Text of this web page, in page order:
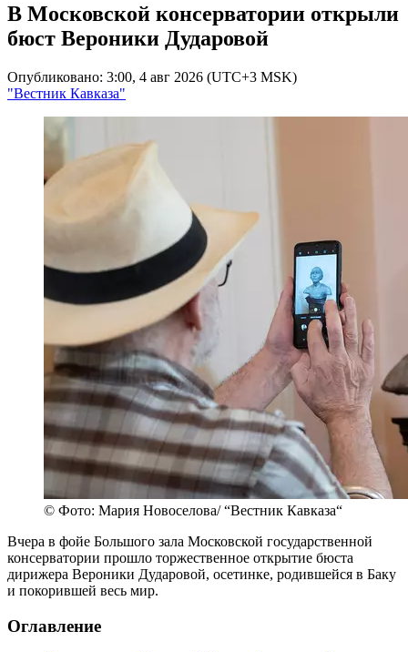
В Московской консерватории открыли
бюст Вероники Дударовой
Опубликовано: 3:00, 4 авг 2026 (UTC+3 MSK)
"Вестник Кавказа"
© Фото: Мария Новоселова/ “Вестник Кавказа“
Вчера в фойе Большого зала Московской государственной
консерватории прошло торжественное открытие бюста
дирижера Вероники Дударовой, осетинке, родившейся в Баку
и покорившей весь мир.
Оглавление